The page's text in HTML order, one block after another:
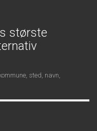
største
sted, navn,